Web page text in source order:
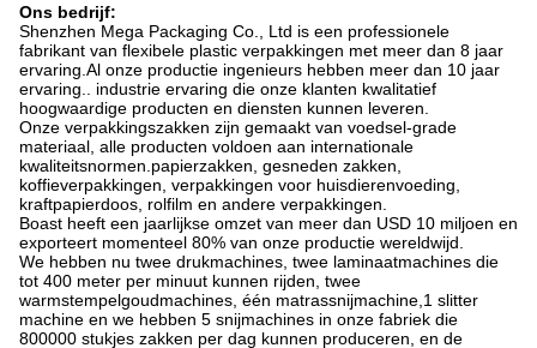
Ons bedrijf:
Shenzhen Mega Packaging Co., Ltd is een professionele
fabrikant van flexibele plastic verpakkingen met meer dan 8 jaar
ervaring.Al onze productie ingenieurs hebben meer dan 10 jaar
ervaring.. industrie ervaring die onze klanten kwalitatief
hoogwaardige producten en diensten kunnen leveren.
Onze verpakkingszakken zijn gemaakt van voedsel-grade
materiaal, alle producten voldoen aan internationale
kwaliteitsnormen.papierzakken, gesneden zakken,
koffieverpakkingen, verpakkingen voor huisdierenvoeding,
kraftpapierdoos, rolfilm en andere verpakkingen.
Boast heeft een jaarlijkse omzet van meer dan USD 10 miljoen en
exporteert momenteel 80% van onze productie wereldwijd.
We hebben nu twee drukmachines, twee laminaatmachines die
tot 400 meter per minuut kunnen rijden, twee
warmstempelgoudmachines, één matrassnijmachine,1 slitter
machine en we hebben 5 snijmachines in onze fabriek die
800000 stukjes zakken per dag kunnen produceren, en de